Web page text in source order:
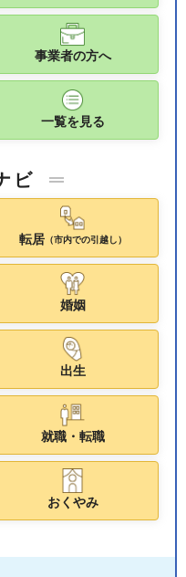
事業者の方へ
一覧を見る
ビ
転居（市内での引越し）
婚姻
出生
就職・転職
おくやみ